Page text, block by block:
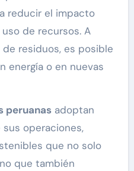
reducir el impacto
de recursos. A
residuos, es posible
energía o en nuevas
peruanasadoptan
operaciones,
que no solo
que también